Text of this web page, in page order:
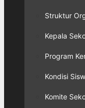
Struktur
Kepala
Program
Kondisi
Komite